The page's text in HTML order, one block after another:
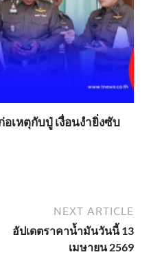
เหตุกับปู่ เงื่อนงำยิ่งซับ
NEXT ARTICLE
อัปเดตราคาน้ำมันวันนี้ 13
เมษายน 2569